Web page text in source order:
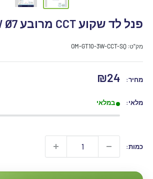
פנל לד שקוע CCT מרובע 3W Ø7 ס״מ
מק"ט: OM-GT10-3W-CCT-SQ
מחיר:
מחיר
₪24
מלאי: במלאי
כמות: